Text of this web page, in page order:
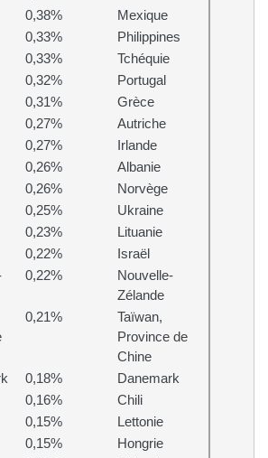
0,38%
Mexique
0,33%
Philippines
0,33%
Tchéquie
0,32%
Portugal
0,31%
Grèce
0,27%
Autriche
0,27%
Irlande
0,26%
Albanie
0,26%
Norvège
0,25%
Ukraine
0,23%
Lituanie
0,22%
Israël
0,22%
Nouvelle-
Zélande
0,21%
Taïwan,
Province de
Chine
0,18%
Danemark
0,16%
Chili
0,15%
Lettonie
0,15%
Hongrie